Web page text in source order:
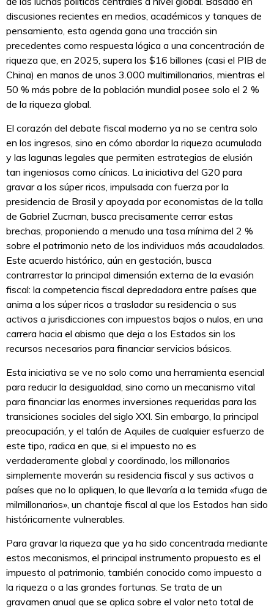
discusiones recientes en medios, académicos y tanques de
pensamiento, esta agenda gana una tracción sin
precedentes como respuesta lógica a una concentración de
riqueza que, en 2025, supera los $16 billones (casi el PIB de
China) en manos de unos 3.000 multimillonarios, mientras el
50 % más pobre de la población mundial posee solo el 2 %
de la riqueza global.
El corazón del debate fiscal moderno ya no se centra solo
en los ingresos, sino en cómo abordar la riqueza acumulada
y las lagunas legales que permiten estrategias de elusión
tan ingeniosas como cínicas. La iniciativa del G20 para
gravar a los súper ricos, impulsada con fuerza por la
presidencia de Brasil y apoyada por economistas de la talla
de Gabriel Zucman, busca precisamente cerrar estas
brechas, proponiendo a menudo una tasa mínima del 2 %
sobre el patrimonio neto de los individuos más acaudalados.
Este acuerdo histórico, aún en gestación, busca
contrarrestar la principal dimensión externa de la evasión
fiscal: la competencia fiscal depredadora entre países que
anima a los súper ricos a trasladar su residencia o sus
activos a jurisdicciones con impuestos bajos o nulos, en una
carrera hacia el abismo que deja a los Estados sin los
recursos necesarios para financiar servicios básicos.
Esta iniciativa se ve no solo como una herramienta esencial
para reducir la desigualdad, sino como un mecanismo vital
para financiar las enormes inversiones requeridas para las
transiciones sociales del siglo XXI. Sin embargo, la principal
preocupación, y el talón de Aquiles de cualquier esfuerzo de
este tipo, radica en que, si el impuesto no es
verdaderamente global y coordinado, los millonarios
simplemente moverán su residencia fiscal y sus activos a
países que no lo apliquen, lo que llevaría a la temida «fuga de
milmillonarios», un chantaje fiscal al que los Estados han sido
históricamente vulnerables.
Para gravar la riqueza que ya ha sido concentrada mediante
estos mecanismos, el principal instrumento propuesto es el
impuesto al patrimonio, también conocido como impuesto a
la riqueza o a las grandes fortunas. Se trata de un
gravamen anual que se aplica sobre el valor neto total de